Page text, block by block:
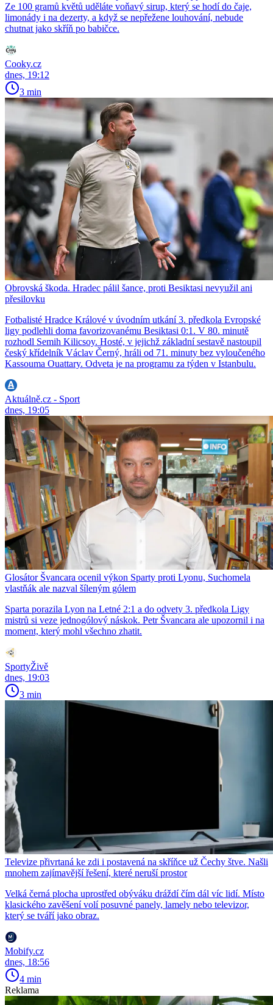
Ze 100 gramů květů uděláte voňavý sirup, který se hodí do čaje,
limonády i na dezerty, a když se nepřežene louhování, nebude
chutnat jako skříň po babičce.
Cooky.cz
dnes, 19:12
3 min
Obrovská škoda. Hradec pálil šance, proti Besiktasi nevyužil ani
přesilovku
Fotbalisté Hradce Králové v úvodním utkání 3. předkola Evropské
ligy podlehli doma favorizovanému Besiktasi 0:1. V 80. minutě
rozhodl Semih Kilicsoy. Hosté, v jejichž základní sestavě nastoupil
český křídelník Václav Černý, hráli od 71. minuty bez vyloučeného
Kassouma Ouattary. Odveta je na programu za týden v Istanbulu.
Aktuálně.cz - Sport
dnes, 19:05
Glosátor Švancara ocenil výkon Sparty proti Lyonu, Suchomela
vlastňák ale nazval šíleným gólem
Sparta porazila Lyon na Letné 2:1 a do odvety 3. předkola Ligy
mistrů si veze jednogólový náskok. Petr Švancara ale upozornil i na
moment, který mohl všechno zhatit.
SportyŽivě
dnes, 19:03
3 min
Televize přivrtaná ke zdi i postavená na skříňce už Čechy štve. Našli
mnohem zajímavější řešení, které neruší prostor
Velká černá plocha uprostřed obýváku dráždí čím dál víc lidí. Místo
klasického zavěšení volí posuvné panely, lamely nebo televizor,
který se tváří jako obraz.
Mobify.cz
dnes, 18:56
4 min
Reklama